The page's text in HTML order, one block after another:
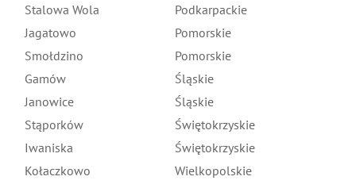
Stalowa Wola
Podkarpackie
Jagatowo
Pomorskie
Smołdzino
Pomorskie
Gamów
Śląskie
Janowice
Śląskie
Stąporków
Świętokrzyskie
Iwaniska
Świętokrzyskie
Kołaczkowo
Wielkopolskie